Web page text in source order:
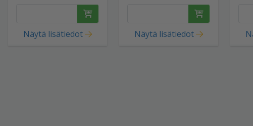
Näytä lisätiedot Näytä lisätiedot